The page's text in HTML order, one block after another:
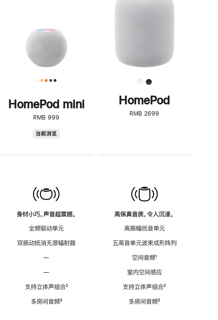
HomePod mini
RMB 999
当前浏览
身材小巧，声音超震撼。
全频驱动单元
双振动抵消无源辐射器
—
—
支持立体声组合脚
²
多房间音频脚
³
了
解
HomePod<
HomePod
RMB 2699
高保真音质，令人沉浸。
高振幅低音单元
五高音单元波束成形阵列
空间音频脚
¹
室内空间感应
支持立体声组合脚
²
多房间音频脚
³